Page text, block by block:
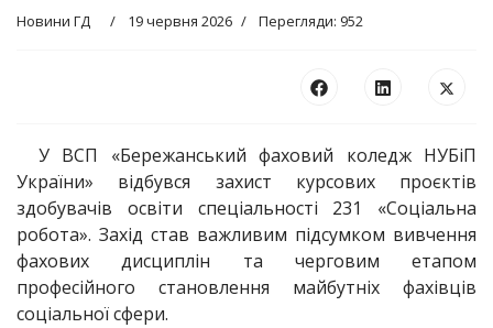
Новини ГД 19 червня 2026 Перегляди: 952
У ВСП «Бережанський фаховий коледж НУБіП
України» відбувся захист курсових проєктів
здобувачів освіти спеціальності 231 «Соціальна
робота». Захід став важливим підсумком вивчення
фахових дисциплін та черговим етапом
професійного становлення майбутніх фахівців
соціальної сфери.